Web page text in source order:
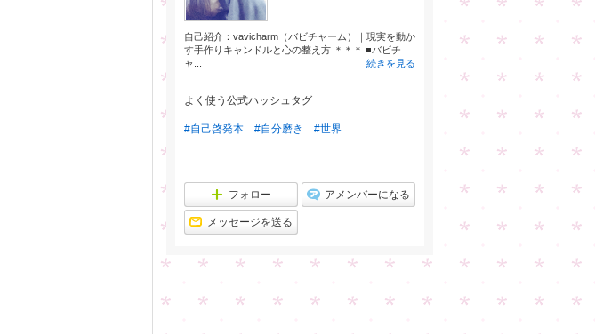
自己紹介：vavicharm（バビチャーム）｜現実を動か
す手作りキャンドルと心の整え方 ＊＊＊ ■バビチ
ャ...
続きを見る
よく使う公式ハッシュタグ
#自己啓発本 #自分磨き #世界
フォロー アメンバーになる
メッセージを送る